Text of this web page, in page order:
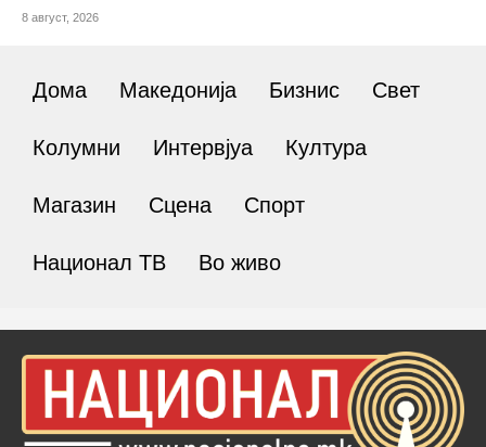
8 август, 2026
Дома Македонија Бизнис Свет
Колумни Интервјуа Култура
Магазин Сцена Спорт
Национал ТВ Во живо